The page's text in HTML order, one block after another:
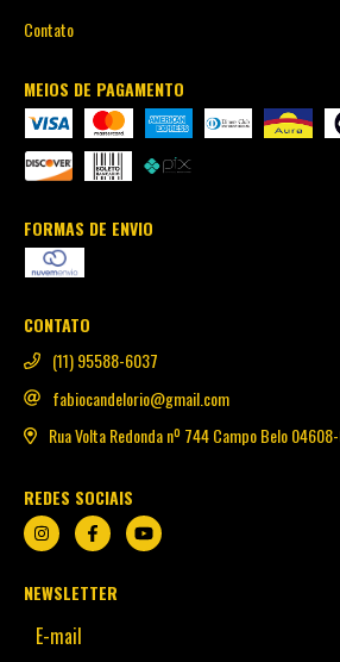
Contato
MEIOS DE PAGAMENTO
FORMAS DE ENVIO
CONTATO
(11) 95588-6037
fabiocandelorio@gmail.com
Rua Volta Redonda nº 744 Campo Belo
REDES SOCIAIS
NEWSLETTER